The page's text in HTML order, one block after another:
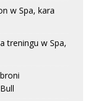
w Spa, kara
treningu w Spa,